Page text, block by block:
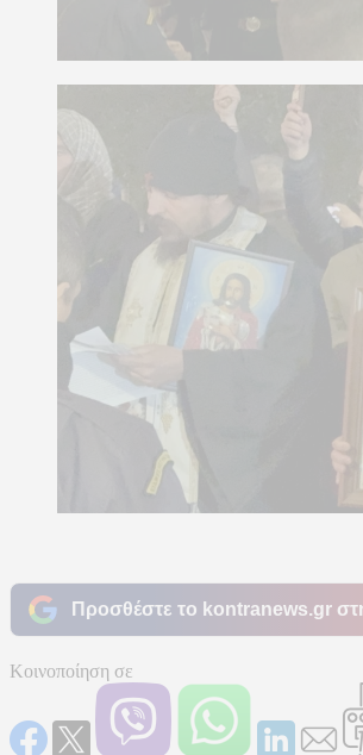
Προσθέστε το kontranews.gr
Κοινοποίηση σε